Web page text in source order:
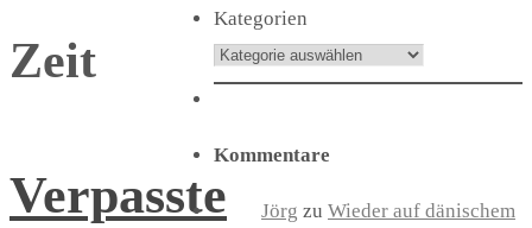
Zeit
Verpasste
Kategorien
Kommentare
Jörg zu Wieder auf dänischem